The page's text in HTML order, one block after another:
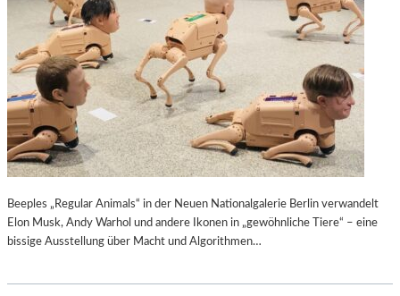
Beeples „Regular Animals“ in der Neuen Nationalgalerie Berlin verwandelt
Elon Musk, Andy Warhol und andere Ikonen in „gewöhnliche Tiere“ – eine
bissige Ausstellung über Macht und Algorithmen…